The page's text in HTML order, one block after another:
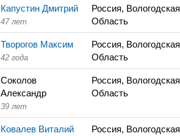
Капустин Дмитрий
47 лет
Россия, Вологодская
Область
Творогов Максим
42 года
Россия, Вологодская
Область
Соколов
Александр
39 лет
Россия, Вологодская
Область
Ковалев Виталий
Россия, Вологодская